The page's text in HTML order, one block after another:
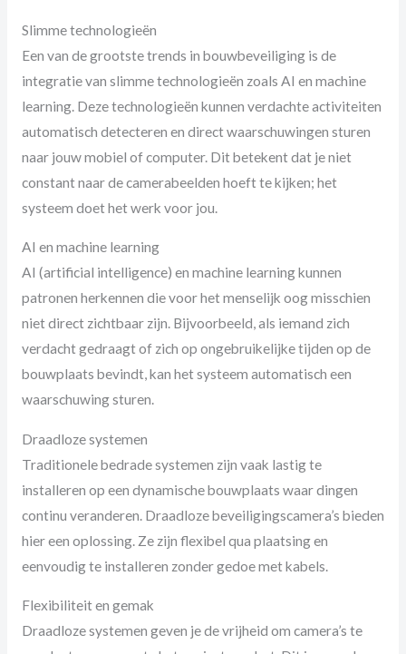
Slimme technologieën
Een van de grootste trends in bouwbeveiliging is de
integratie van slimme technologieën zoals AI en machine
learning. Deze technologieën kunnen verdachte activiteiten
automatisch detecteren en direct waarschuwingen sturen
naar jouw mobiel of computer. Dit betekent dat je niet
constant naar de camerabeelden hoeft te kijken; het
systeem doet het werk voor jou.
AI en machine learning
AI (artificial intelligence) en machine learning kunnen
patronen herkennen die voor het menselijk oog misschien
niet direct zichtbaar zijn. Bijvoorbeeld, als iemand zich
verdacht gedraagt of zich op ongebruikelijke tijden op de
bouwplaats bevindt, kan het systeem automatisch een
waarschuwing sturen.
Draadloze systemen
Traditionele bedrade systemen zijn vaak lastig te
installeren op een dynamische bouwplaats waar dingen
continu veranderen. Draadloze beveiligingscamera’s bieden
hier een oplossing. Ze zijn flexibel qua plaatsing en
eenvoudig te installeren zonder gedoe met kabels.
Flexibiliteit en gemak
Draadloze systemen geven je de vrijheid om camera’s te